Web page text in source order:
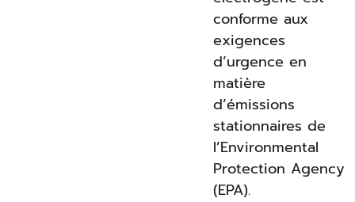
conforme aux
exigences
d’urgence en
matière
d’émissions
stationnaires de
l’Environmental
Protection Agency
(EPA).